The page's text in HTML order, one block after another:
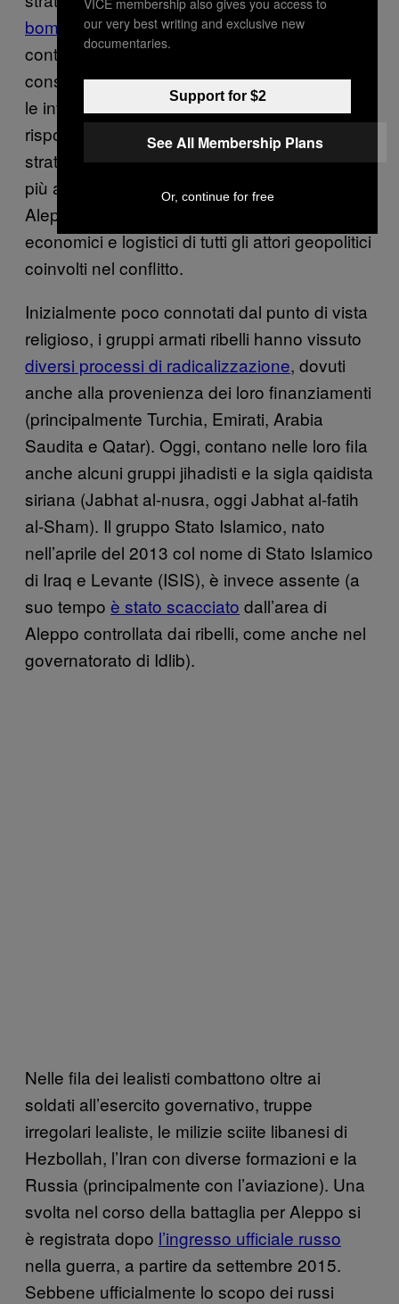
bombardamento indiscriminatodelle aree
controllate dalla ribellione, con tragiche
conseguenze per la popolazione civile e per
le infrastrutture. Dalle loro posizioni i ribelli
rispondono al fuoco da terra. Essendo
strategicamente fondamentale nel contesto
più ampio della guerra, sulla battaglia di
Aleppo si sono concentrati molti degli sforzi
economici e logistici di tutti gli attori geopolitici
coinvolti nel conflitto.
Inizialmente poco connotati dal punto di vista
religioso, i gruppi armati ribelli hanno vissuto
diversi processi di radicalizzazione, dovuti
anche alla provenienza dei loro finanziamenti
(principalmente Turchia, Emirati, Arabia
Saudita e Qatar). Oggi, contano nelle loro fila
anche alcuni gruppi jihadisti e la sigla qaidista
siriana (Jabhat al-nusra, oggi Jabhat al-fatih
al-Sham). Il gruppo Stato Islamico, nato
nell’aprile del 2013 col nome di Stato Islamico
di Iraq e Levante (ISIS), è invece assente (a
suo tempo è stato scacciato dall’area di
Aleppo controllata dai ribelli, come anche nel
governatorato di Idlib).
Nelle fila dei lealisti combattono oltre ai
soldati all’esercito governativo, truppe
irregolari lealiste, le milizie sciite libanesi di
Hezbollah, l’Iran con diverse formazioni e la
Russia (principalmente con l’aviazione). Una
svolta nel corso della battaglia per Aleppo si
è registrata dopo l’ingresso ufficiale russo
nella guerra, a partire da settembre 2015.
Sebbene ufficialmente lo scopo dei russi
our very best writing and exclusive new
documentaries.
Support for $2
See All Membership Plans
Or, continue for free